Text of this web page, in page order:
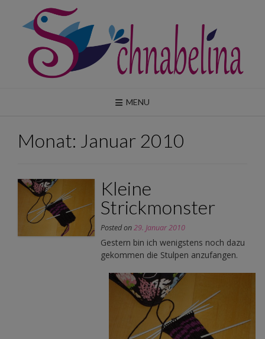
content
MENU
Monat: Januar 2010
Kleine
Strickmonster
Posted on29. Januar 2010
Gestern bin ich wenigstens noch dazu
gekommen die Stulpen anzufangen.